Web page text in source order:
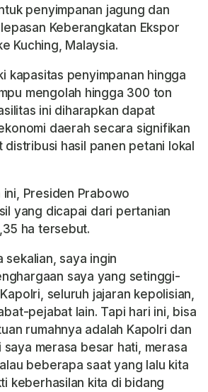
penyimpanan jagung dan
Keberangkatan Ekspor
Kuching, Malaysia.
kapasitas penyimpanan hingga
mengolah hingga 300 ton
ini diharapkan dapat
daerah secara signifikan
distribusi hasil panen petani lokal
ini, Presiden Prabowo
yang dicapai dari pertanian
ha tersebut.
sekalian, saya ingin
saya yang setinggi-
seluruh jajaran kepolisian,
pejabat lain. Tapi hari ini, bisa
rumahnya adalah Kapolri dan
saya merasa besar hati, merasa
beberapa saat yang lalu kita
keberhasilan kita di bidang